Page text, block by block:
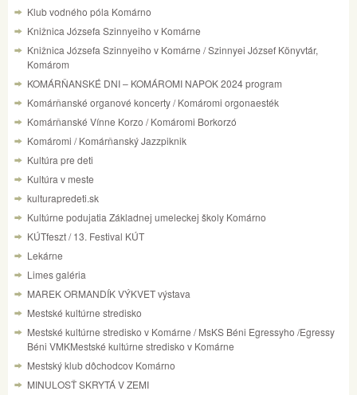
Klub vodného póla Komárno
Knižnica Józsefa Szinnyeiho v Komárne
Knižnica Józsefa Szinnyeiho v Komárne / Szinnyei József Könyvtár,
Komárom
KOMÁRŇANSKÉ DNI – KOMÁROMI NAPOK 2024 program
Komárňanské organové koncerty / Komáromi orgonaesték
Komárňanské Vínne Korzo / Komáromi Borkorzó
Komáromi / Komárňanský Jazzpiknik
Kultúra pre deti
Kultúra v meste
kulturapredeti.sk
Kultúrne podujatia Základnej umeleckej školy Komárno
KÚTfeszt / 13. Festival KÚT
Lekárne
Limes galéria
MAREK ORMANDÍK VÝKVET výstava
Mestské kultúrne stredisko
Mestské kultúrne stredisko v Komárne / MsKS Béni Egressyho /Egressy
Béni VMKMestské kultúrne stredisko v Komárne
Mestský klub dôchodcov Komárno
MINULOSŤ SKRYTÁ V ZEMI